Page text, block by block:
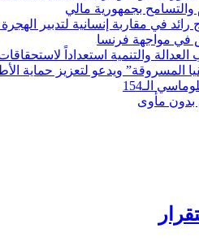
بجمهورية مالي
في مقاربة إنسانية لتدبير
في مواجهة فرنسا
والتنمية استعداداً لاستحقاقات
ويدعو لتعزيز حماية
الـ154
بدون مأوى